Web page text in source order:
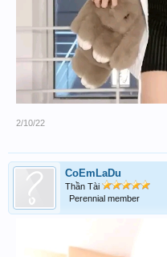
2/10/22
CoEmLaDu
Thần Tài
Perennial member